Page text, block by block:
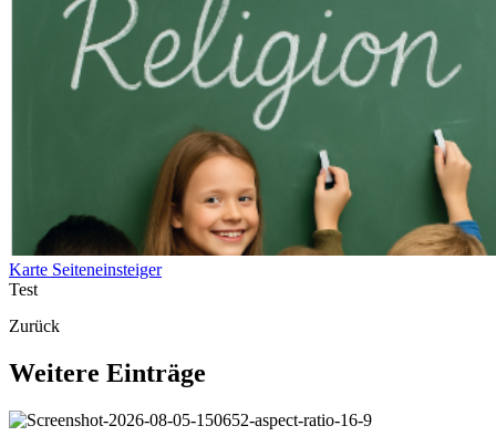
Karte Seiteneinsteiger
Test
Zurück
Weitere Einträge